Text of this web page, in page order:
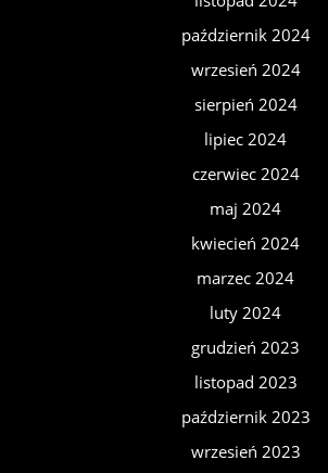
październik 2024
wrzesień 2024
sierpień 2024
lipiec 2024
czerwiec 2024
maj 2024
kwiecień 2024
marzec 2024
luty 2024
grudzień 2023
listopad 2023
październik 2023
wrzesień 2023